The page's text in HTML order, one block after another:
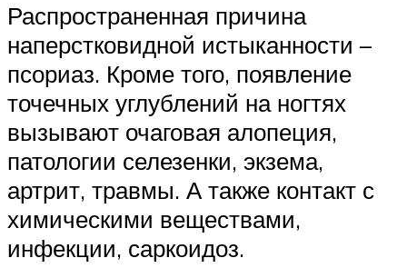
Распространенная причина
наперстковидной истыканности –
псориаз. Кроме того, появление
точечных углублений на ногтях
вызывают очаговая алопеция,
патологии селезенки, экзема,
артрит, травмы. А также контакт с
химическими веществами,
инфекции, саркоидоз.